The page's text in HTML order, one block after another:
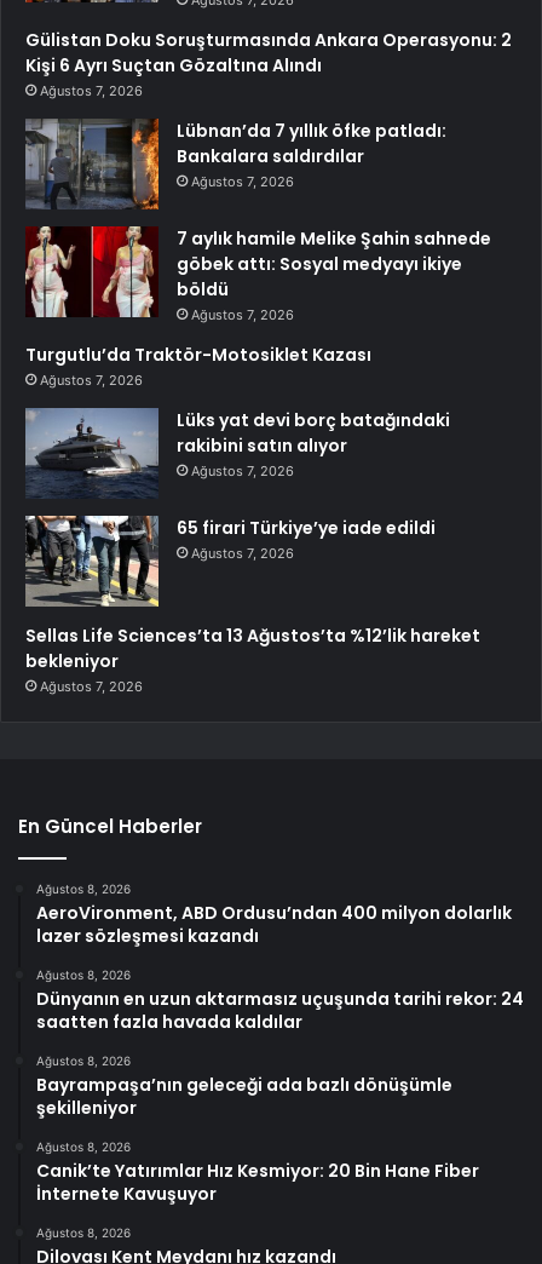
Gülistan Doku Soruşturmasında Ankara Operasyonu: 2
Kişi 6 Ayrı Suçtan Gözaltına Alındı
Ağustos 7, 2026
Lübnan’da 7 yıllık öfke patladı:
Bankalara saldırdılar
Ağustos 7, 2026
7 aylık hamile Melike Şahin sahnede
göbek attı: Sosyal medyayı ikiye
böldü
Ağustos 7, 2026
Turgutlu’da Traktör-Motosiklet Kazası
Ağustos 7, 2026
Lüks yat devi borç batağındaki
rakibini satın alıyor
Ağustos 7, 2026
65 firari Türkiye’ye iade edildi
Ağustos 7, 2026
Sellas Life Sciences’ta 13 Ağustos’ta %12’lik hareket
bekleniyor
Ağustos 7, 2026
En Güncel Haberler
Ağustos 8, 2026
AeroVironment, ABD Ordusu’ndan 400 milyon dolarlık
lazer sözleşmesi kazandı
Ağustos 8, 2026
Dünyanın en uzun aktarmasız uçuşunda tarihi rekor: 24
saatten fazla havada kaldılar
Ağustos 8, 2026
Bayrampaşa’nın geleceği ada bazlı dönüşümle
şekilleniyor
Ağustos 8, 2026
Canik’te Yatırımlar Hız Kesmiyor: 20 Bin Hane Fiber
İnternete Kavuşuyor
Ağustos 8, 2026
Dilovası Kent Meydanı hız kazandı